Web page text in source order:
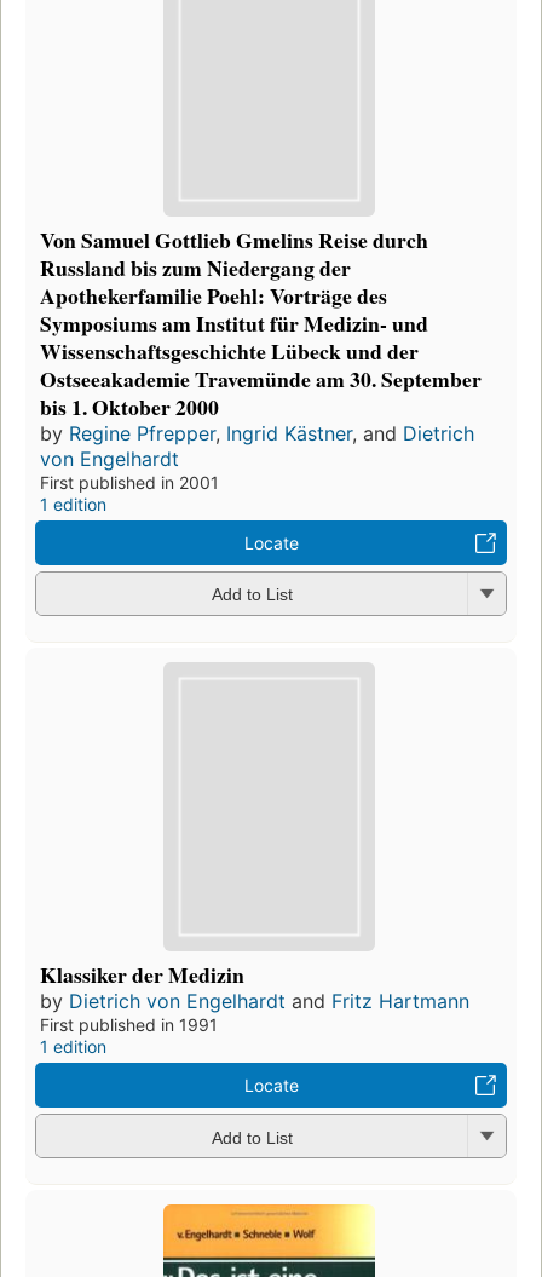
Von Samuel Gottlieb Gmelins Reise durch
Russland bis zum Niedergang der
Apothekerfamilie Poehl: Vorträge des
Symposiums am Institut für Medizin- und
Wissenschaftsgeschichte Lübeck und der
Ostseeakademie Travemünde am 30. September
bis 1. Oktober 2000
by Regine Pfrepper, Ingrid Kästner, and Dietrich
von Engelhardt
First published in 2001
1 edition
Locate
Add to List
Klassiker der Medizin
by Dietrich von Engelhardt and Fritz Hartmann
First published in 1991
1 edition
Locate
Add to List